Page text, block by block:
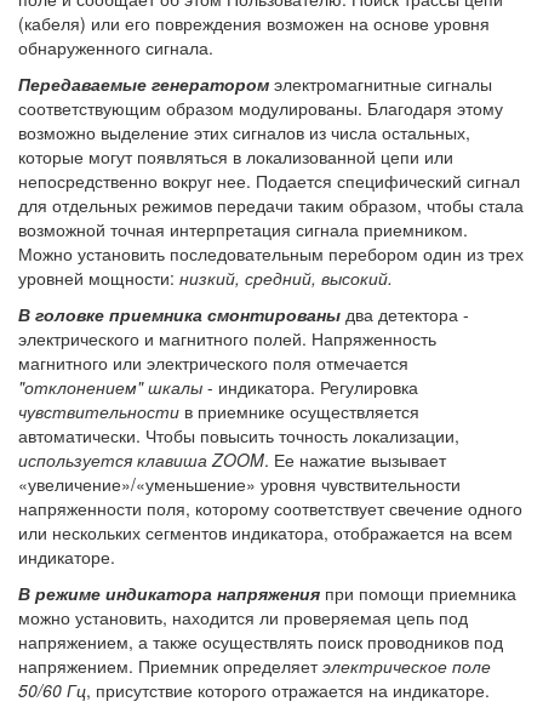
(кабеля) или его повреждения возможен на основе уровня
обнаруженного сигнала.
Передаваемые генератором электромагнитные сигналы
соответствующим образом модулированы. Благодаря этому
возможно выделение этих сигналов из числа остальных,
которые могут появляться в локализованной цепи или
непосредственно вокруг нее. Подается специфический сигнал
для отдельных режимов передачи таким образом, чтобы стала
возможной точная интерпретация сигнала приемником.
Можно установить последовательным перебором один из трех
уровней мощности: низкий, средний, высокий.
В головке приемника смонтированы два детектора -
электрического и магнитного полей. Напряженность
магнитного или электрического поля отмечается
"отклонением" шкалы - индикатора. Регулировка
чувствительности в приемнике осуществляется
автоматически. Чтобы повысить точность локализации,
используется клавиша ZOOM. Ее нажатие вызывает
«увеличение»/«уменьшение» уровня чувствительности
напряженности поля, которому соответствует свечение одного
или нескольких сегментов индикатора, отображается на всем
индикаторе.
В режиме индикатора напряжения при помощи приемника
можно установить, находится ли проверяемая цепь под
напряжением, а также осуществлять поиск проводников под
напряжением. Приемник определяетэлектрическое поле
50/60 Гц, присутствие которого отражается на индикаторе.